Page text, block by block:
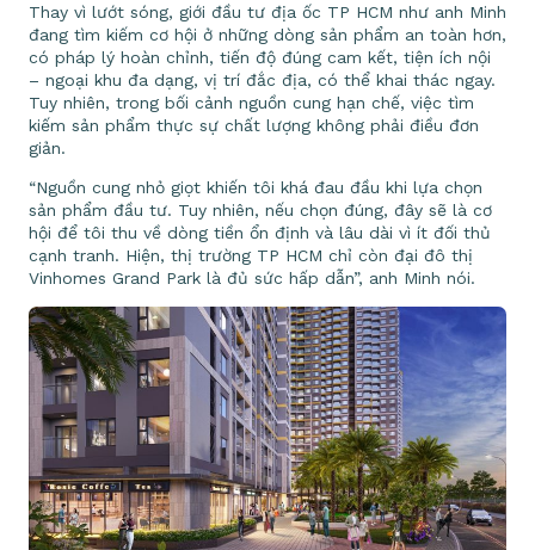
Thay vì lướt sóng, giới đầu tư địa ốc TP HCM như anh Minh
đang tìm kiếm cơ hội ở những dòng sản phẩm an toàn hơn,
có pháp lý hoàn chỉnh, tiến độ đúng cam kết, tiện ích nội
– ngoại khu đa dạng, vị trí đắc địa, có thể khai thác ngay.
Tuy nhiên, trong bối cảnh nguồn cung hạn chế, việc tìm
kiếm sản phẩm thực sự chất lượng không phải điều đơn
giản.
“Nguồn cung nhỏ giọt khiến tôi khá đau đầu khi lựa chọn
sản phẩm đầu tư. Tuy nhiên, nếu chọn đúng, đây sẽ là cơ
hội để tôi thu về dòng tiền ổn định và lâu dài vì ít đối thủ
cạnh tranh. Hiện, thị trường TP HCM chỉ còn đại đô thị
Vinhomes Grand Park là đủ sức hấp dẫn”, anh Minh nói.